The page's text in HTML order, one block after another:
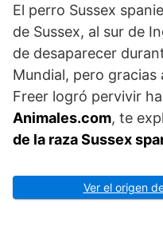
El perro Sussex
de Sussex, al sur de
de desaparecer
Mundial, pero
Freer logró pervivir
Animales.com, te
de la raza Sussex
Ver el origen